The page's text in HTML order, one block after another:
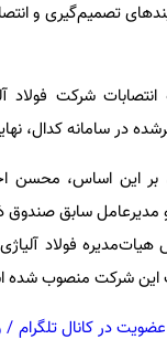
فناوری
حوادث
سلامت
بین الملل
روانشناسی
دانلود
تصمیم‌گیری و
شرکت فولاد
در سامانه کدال،
بر این اساس، محسن
و مدیرعامل سابق صندوق
فولاد
این شرکت منصوب
عضویت در کانال تلگرام /